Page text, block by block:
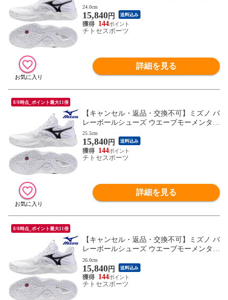
ELITE V1GA251251 ユニセックス 2025AW
RFCL
24.0cm
15,840円 送料込み
144
チトセスポーツ
詳細を見る
8/8時点_ポイント最大11倍
【キャンセル・返品・交換不可】ミズノ バ
レーボールシューズ ウエーブモーメンタム
ELITE V1GA251251 ユニセックス 2025AW
RFCL
25.5cm
15,840円 送料込み
144
チトセスポーツ
詳細を見る
8/8時点_ポイント最大11倍
【キャンセル・返品・交換不可】ミズノ バ
レーボールシューズ ウエーブモーメンタム
ELITE V1GA251251 ユニセックス 2025AW
RFCL
26.0cm
15,840円 送料込み
144
チトセスポーツ